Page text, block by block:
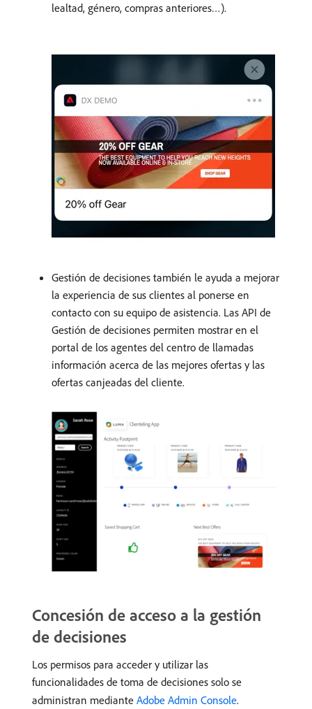
lealtad, género, compras anteriores…).
Gestión de decisiones también le ayuda a mejorar
la experiencia de sus clientes al ponerse en
contacto con su equipo de asistencia. Las API de
Gestión de decisiones permiten mostrar en el
portal de los agentes del centro de llamadas
información acerca de las mejores ofertas y las
ofertas canjeadas del cliente.
Concesión de acceso a la gestión
de decisiones
Los permisos para acceder y utilizar las
funcionalidades de toma de decisiones solo se
administran mediante Adobe Admin Console.